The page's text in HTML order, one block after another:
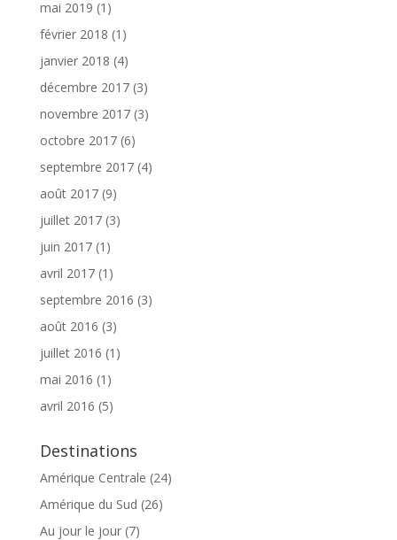
mai 2019 (1)
février 2018 (1)
janvier 2018 (4)
décembre 2017(3)
novembre 2017(3)
octobre 2017(6)
septembre 2017(4)
août 2017(9)
juillet 2017(3)
juin 2017(1)
avril 2017(1)
septembre 2016 (3)
août 2016 (3)
juillet 2016 (1)
mai 2016 (1)
avril 2016 (5)
Destinations
Amérique Centrale (24)
Amérique du Sud (26)
Au jour le jour(7)